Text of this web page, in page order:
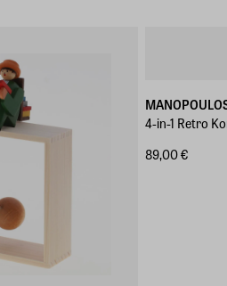
4-in-1 Retro
89,00 €